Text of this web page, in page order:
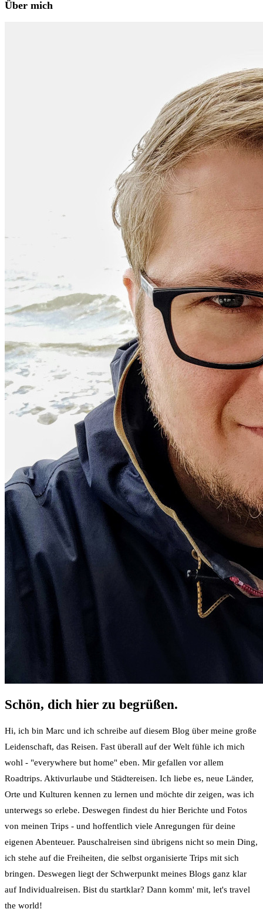
Über mich
Schön, dich hier zu begrüßen.
Hi, ich bin Marc und ich schreibe auf diesem Blog über meine große
Leidenschaft, das Reisen. Fast überall auf der Welt fühle ich mich
wohl - "everywhere but home" eben. Mir gefallen vor allem
Roadtrips. Aktivurlaube und Städtereisen. Ich liebe es, neue Länder,
Orte und Kulturen kennen zu lernen und möchte dir zeigen, was ich
unterwegs so erlebe. Deswegen findest du hier Berichte und Fotos
von meinen Trips - und hoffentlich viele Anregungen für deine
eigenen Abenteuer. Pauschalreisen sind übrigens nicht so mein Ding,
ich stehe auf die Freiheiten, die selbst organisierte Trips mit sich
bringen. Deswegen liegt der Schwerpunkt meines Blogs ganz klar
auf Individualreisen. Bist du startklar? Dann komm' mit, let's travel
the world!